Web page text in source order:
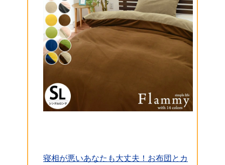
寝相が悪いあなたも大丈夫！お布団とカ